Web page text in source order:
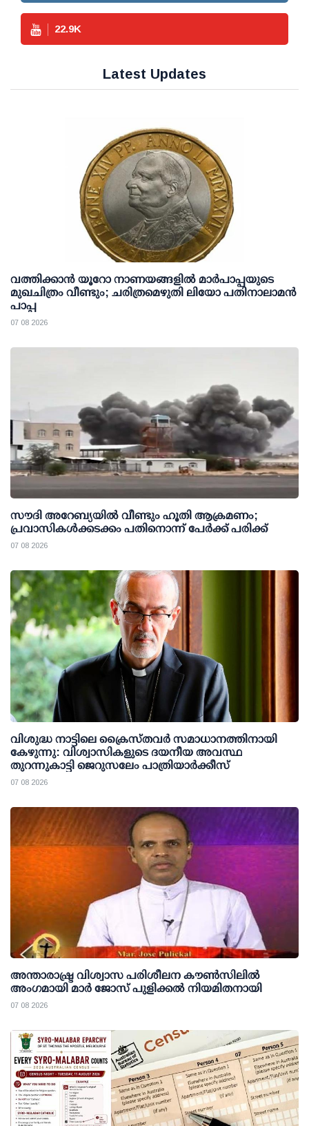
25.5K
Latest Updates
വത്തിക്കാൻ യൂറോ നാണയങ്ങളിൽ മാർപാപ്പയുടെ
മുഖചിത്രം വീണ്ടും; ചരിത്രമെഴുതി ലിയോ പതിനാലാമൻ
പാപ്പ
07 08 2026
സൗദി അറേബ്യയില്‍ വീണ്ടും ഹൂതി ആക്രമണം;
പ്രവാസികള്‍ക്കടക്കം പതിനൊന്ന് പേര്‍ക്ക് പരിക്ക്
07 08 2026
വിശുദ്ധ നാട്ടിലെ ക്രൈസ്തവർ സമാധാനത്തിനായി
കേഴുന്നു: വിശ്വാസികളുടെ ദയനീയ അവസ്ഥ
തുറന്നുകാട്ടി ജെറുസലേം പാത്രിയാർക്കീസ്
07 08 2026
അന്താരാഷ്ട്ര വിശ്വാസ പരിശീലന കൗണ്‍സിലില്‍
അംഗമായി മാര്‍ ജോസ് പുളിക്കല്‍ നിയമിതനായി
07 08 2026